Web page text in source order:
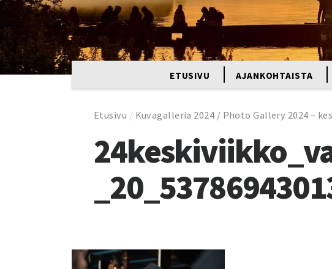
ETUSIVU AJANKOHTAISTA
Etusivu / Kuvagalleria 2024 / Photo Gallery 2024 –